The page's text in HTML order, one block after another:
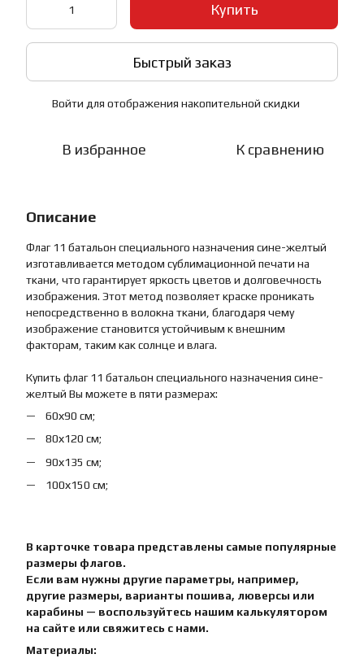
Купить
Быстрый заказ
Войти для отображения накопительной скидки
В избранное К сравнению
Описание
Флаг 11 батальон специального назначения сине-желтый
изготавливается методом сублимационной печати на
ткани, что гарантирует яркость цветов и долговечность
изображения. Этот метод позволяет краске проникать
непосредственно в волокна ткани, благодаря чему
изображение становится устойчивым к внешним
факторам, таким как солнце и влага.
Купить флаг 11 батальон специального назначения сине-
желтый Вы можете в пяти размерах:
60х90 см;
80х120 см;
90х135 см;
100х150 см;
В карточке товара представлены самые популярные
размеры флагов.
Если вам нужны другие параметры, например,
другие размеры, варианты пошива, люверсы или
карабины — воспользуйтесь нашим калькулятором
на сайте или свяжитесь с нами.
Материалы: